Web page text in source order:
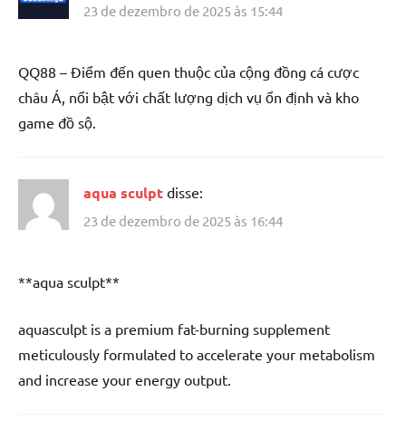
23 de dezembro de 2025 às 15:44
QQ88 – Điểm đến quen thuộc của cộng đồng cá cược
châu Á, nổi bật với chất lượng dịch vụ ổn định và kho
game đồ sộ.
aqua sculpt disse:
23 de dezembro de 2025 às 16:44
**aqua sculpt**
aquasculpt is a premium fat-burning supplement
meticulously formulated to accelerate your metabolism
and increase your energy output.